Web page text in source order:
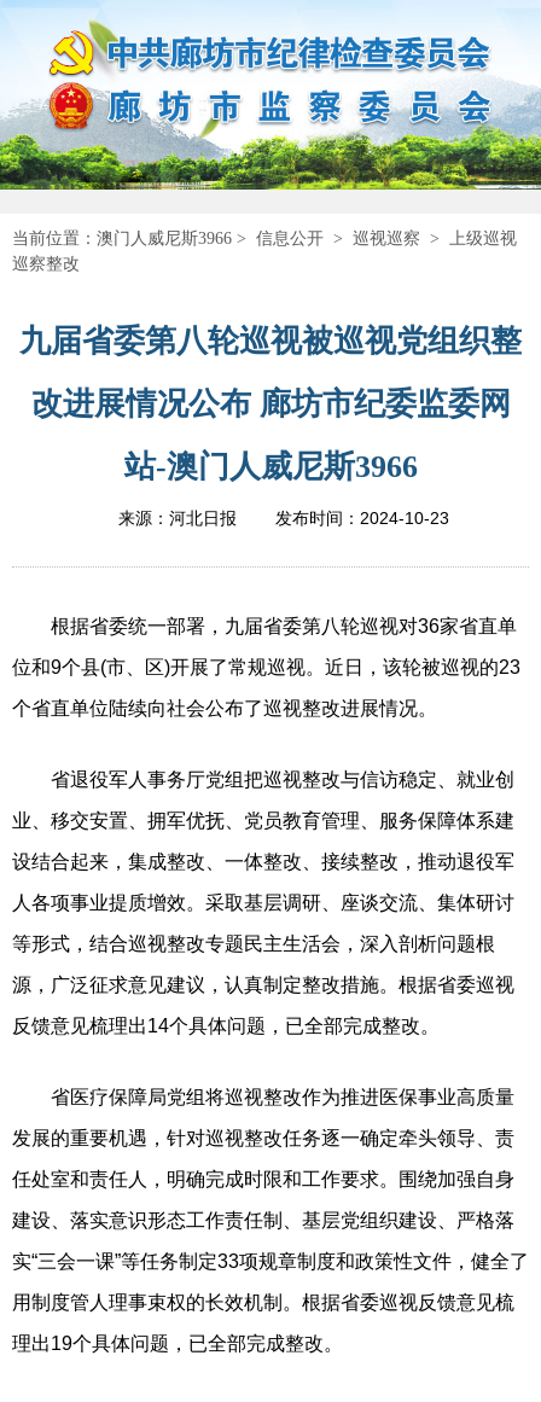
当前位置： 澳门人威尼斯3966 > 信息公开 > 巡视巡察 >
上级巡视
巡察整改
九届省委第八轮巡视被巡视党组织整
改进展情况公布 廊坊市纪委监委网
站-澳门人威尼斯3966
来源：河北日报 发布时间： 2024-10-23
根据省委统一部署，九届省委第八轮巡视对36家省直单
位和9个县(市、区)开展了常规巡视。近日，该轮被巡视的23
个省直单位陆续向社会公布了巡视整改进展情况。
省退役军人事务厅党组把巡视整改与信访稳定、就业创
业、移交安置、拥军优抚、党员教育管理、服务保障体系建
设结合起来，集成整改、一体整改、接续整改，推动退役军
人各项事业提质增效。采取基层调研、座谈交流、集体研讨
等形式，结合巡视整改专题民主生活会，深入剖析问题根
源，广泛征求意见建议，认真制定整改措施。根据省委巡视
反馈意见梳理出14个具体问题，已全部完成整改。
省医疗保障局党组将巡视整改作为推进医保事业高质量
发展的重要机遇，针对巡视整改任务逐一确定牵头领导、责
任处室和责任人，明确完成时限和工作要求。围绕加强自身
建设、落实意识形态工作责任制、基层党组织建设、严格落
实“三会一课”等任务制定33项规章制度和政策性文件，健全了
用制度管人理事束权的长效机制。根据省委巡视反馈意见梳
理出19个具体问题，已全部完成整改。